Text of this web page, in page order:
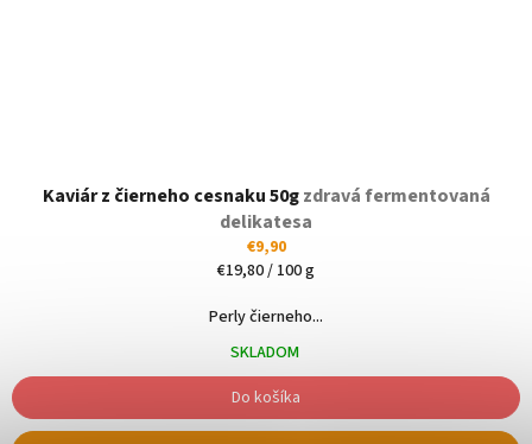
Kaviár z čierneho cesnaku 50gzdravá fermentovaná
delikatesa
€9,90
Jednotková
€19,80 / 100 g
Perly čierneho...
SKLADOM
Do košíka